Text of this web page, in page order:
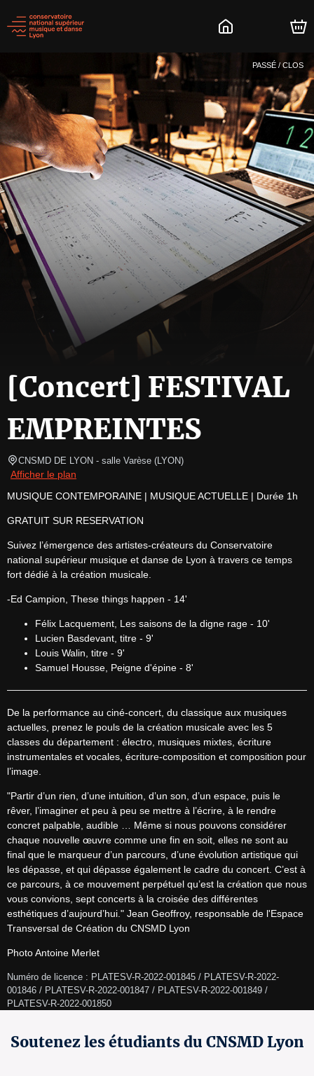
PASSÉ / CLOS
[Concert] FESTIVAL
EMPREINTES
CNSMD DE LYON - salle Varèse (LYON)
Afficher le plan
MUSIQUE CONTEMPORAINE | MUSIQUE ACTUELLE | Durée 1h
GRATUIT SUR RESERVATION
Suivez l’émergence des artistes-créateurs du Conservatoire
national supérieur musique et danse de Lyon à travers ce temps
fort dédié à la création musicale.
-Ed Campion, These things happen - 14'
Félix Lacquement, Les saisons de la digne rage - 10'
Lucien Basdevant, titre - 9'
Louis Walin, titre - 9'
Samuel Housse, Peigne d'épine - 8'
De la performance au ciné-concert, du classique aux musiques
actuelles, prenez le pouls de la création musicale avec les 5
classes du département : électro, musiques mixtes, écriture
instrumentales et vocales, écriture-composition et composition pour
l’image.
"Partir d’un rien, d’une intuition, d’un son, d’un espace, puis le
rêver, l’imaginer et peu à peu se mettre à l’écrire, à le rendre
concret palpable, audible … Même si nous pouvons considérer
chaque nouvelle œuvre comme une fin en soit, elles ne sont au
final que le marqueur d’un parcours, d’une évolution artistique qui
les dépasse, et qui dépasse également le cadre du concert. C’est à
ce parcours, à ce mouvement perpétuel qu’est la création que nous
vous convions, sept concerts à la croisée des différentes
esthétiques d’aujourd’hui." Jean Geoffroy, responsable de l'Espace
Transversal de Création du CNSMD Lyon
Photo Antoine Merlet
Numéro de licence : PLATESV-R-2022-001845 / PLATESV-R-2022-
001846 / PLATESV-R-2022-001847 / PLATESV-R-2022-001849 /
PLATESV-R-2022-001850
Soutenez les étudiants du CNSMD Lyon